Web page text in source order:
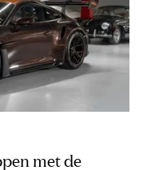
met de